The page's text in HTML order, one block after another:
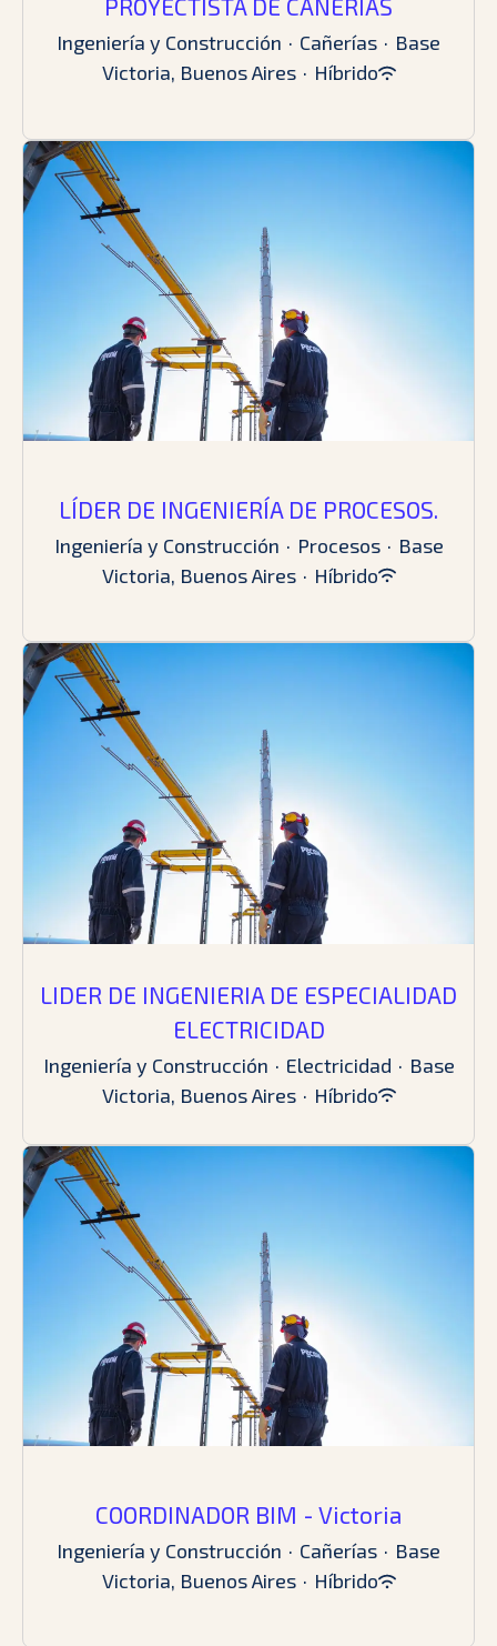
PROYECTISTA DE CAÑERÌAS
Ingeniería y Construcción · Cañerías · Base
Victoria, Buenos Aires · Híbrido
LÍDER DE INGENIERÍA DE PROCESOS.
Ingeniería y Construcción · Procesos · Base
Victoria, Buenos Aires · Híbrido
LIDER DE INGENIERIA DE ESPECIALIDAD
ELECTRICIDAD
Ingeniería y Construcción · Electricidad · Base
Victoria, Buenos Aires · Híbrido
COORDINADOR BIM - Victoria
Ingeniería y Construcción · Cañerías · Base
Victoria, Buenos Aires · Híbrido